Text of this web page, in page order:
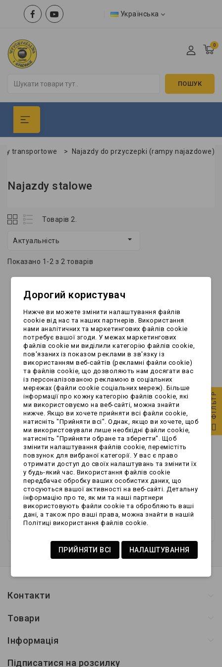
Українська
0
ПОШУК
transportowe > Najazdy do przyczepki (rampy najazdowe)
Najazdy stalowe
Товарів 2.
Актуальність 
Показано 1-2 з 2 товарів
[ZESTAW] - 2 x
Najazd składany
[195x22cm -
200kg/szt]
289,99 zł
Najazd składany -
195x22cm -
200kg/szt
159,99 zł
Показано 1-2 з 2 товарів
1
Контакти
Товари
Інформація
Підписатися на розсилку
ФІЛЬТР
Дорогий користувач
Нижче ви можете змінити налаштування файлів
cookie від нас та наших партнерів. Використання
нами аналітичних та маркетингових файлів cookie
потребує вашої згоди. У межах маркетингових
файлів cookie ми виділили категорію файлів cookie,
пов'язаних із показом реклами в зв'язку із
використанням веб-сайтів (рекламні файли cookie)
та файлів cookie, що дозволяють нам досягати вас
із персоналізованою рекламою в соціальних
мережах (файли cookie соціальних мереж). Більше
інформації про кожну категорію файлів cookie, які
ми використовуємо на веб-сайті, можна знайти
нижче. Якщо ви хочете прийняти всі файли cookie,
натисніть "Прийняти всі". Однак, якщо ви хочете, щоб
ми використовували лише необхідні файли cookie,
натисніть "Прийняти обране та зберегти". Щоб
змінити налаштування файлів cookie, перемістіть
повзунок для вибраної категорії. У вас є право
отримати доступ до своїх налаштувань та змінити їх
у будь-який час. Використання файлів cookie
передбачає обробку ваших особистих даних, що
стосуються вашої активності на веб-сайті. Детальну
інформацію про те, як ми та наші партнери
використовують файли cookie та обробляють ваші
дані, а також про ваші права, можна знайти в нашій
Політиці використання файлів cookie.
НАЛАШТУВАННЯ
ПРИЙНЯТИ ВСІ